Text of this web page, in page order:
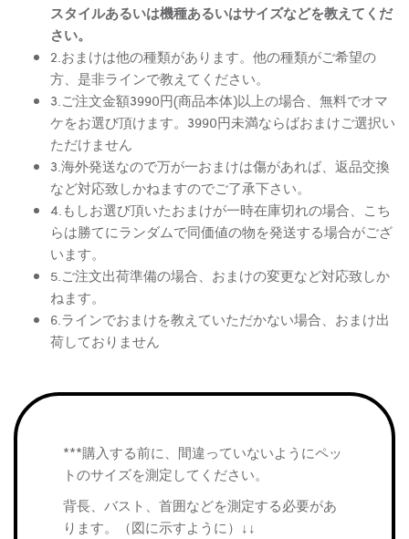
スタイルあるいは機種あるいはサイズなどを教えてくだ
さい。
2.おまけは他の種類があります。他の種類がご希望の
方、是非ラインで教えてください。
3.ご注文金額3990円(商品本体)以上の場合、無料でオマ
ケをお選び頂けます。3990円未満ならばおまけご選択い
ただけません
3.海外発送なので万が一おまけは傷があれば、返品交換
など対応致しかねますのでご了承下さい。
4.もしお選び頂いたおまけが一時在庫切れの場合、こち
らは勝てにランダムで同価値の物を発送する場合がござ
います。
5.ご注文出荷準備の場合、おまけの変更など対応致しか
ねます。
6.ラインでおまけを教えていただかない場合、おまけ出
荷しておりません
***購入する前に、間違っていないようにペッ
トのサイズを測定してください。
背長、バスト、首囲などを測定する必要があ
ります。（図に示すように）↓↓